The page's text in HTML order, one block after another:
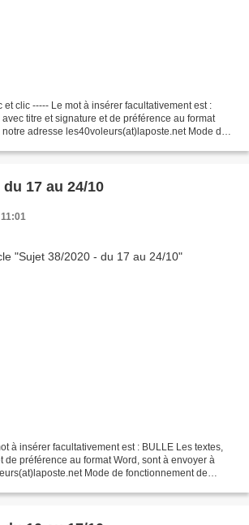
et clic ----- Le mot à insérer facultativement est :
titre et signature et de préférence au format
adresse les40voleurs(at)laposte.net Mode de
17 au 24/10
à insérer facultativement est : BULLE Les textes,
de préférence au format Word, sont à envoyer à
Mode de fonctionnement de